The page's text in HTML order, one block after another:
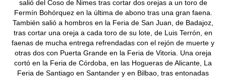
salió del Coso de Nimes tras cortar dos orejas a un toro de
Fermín Bohórquez en la última de abono tras una gran faena.
También salió a hombros en la Feria de San Juan, de Badajoz,
tras cortar una oreja a cada toro de su lote, de Luis Terrón, en
faenas de mucha entrega refrendadas con el rejón de muerte y
otras dos con Puerta Grande en la Feria de Vitoria. Una oreja
cortó en la Feria de Córdoba, en las Hogueras de Alicante, La
Feria de Santiago en Santander y en Bilbao, tras entonadas